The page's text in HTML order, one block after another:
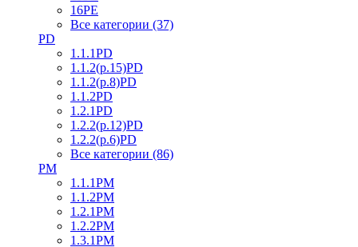
16PE
Все категории (37)
PD
1.1.1PD
1.1.2(р.15)PD
1.1.2(р.8)PD
1.1.2PD
1.2.1PD
1.2.2(р.12)PD
1.2.2(р.6)PD
Все категории (86)
PM
1.1.1PM
1.1.2PM
1.2.1PM
1.2.2PM
1.3.1PM